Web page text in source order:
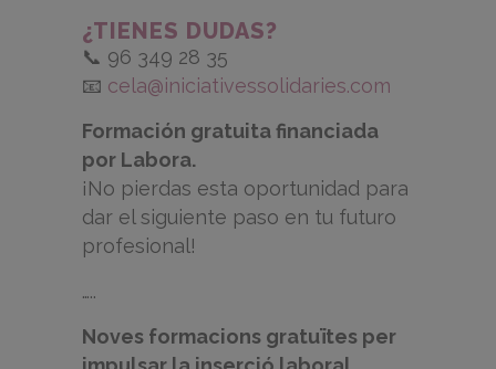
¿TIENES DUDAS?
📞 96 349 28 35
📧 cela@iniciativessolidaries.com
Formación gratuita financiada
por Labora.
¡No pierdas esta oportunidad para
dar el siguiente paso en tu futuro
profesional!
…..
Noves formacions gratuïtes per